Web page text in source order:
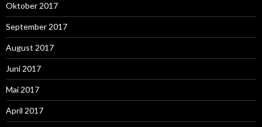
Oktober 2017
September 2017
August 2017
Juni 2017
Mai 2017
April 2017